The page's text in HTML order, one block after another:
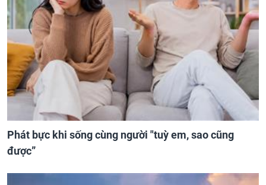
Phát bực khi sống cùng người "tuỳ em, sao cũng
được”